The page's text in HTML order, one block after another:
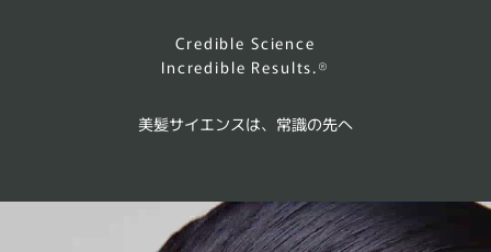
Credible Science
Incredible Results.®
美髪サイエンスは、常識の先へ